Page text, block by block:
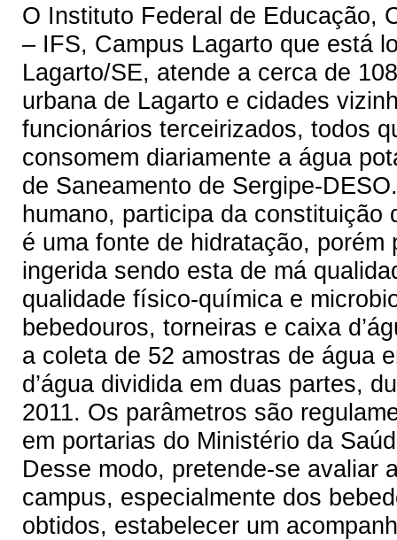
O Instituto Federal de Educação,
– IFS, Campus Lagarto que está
Lagarto/SE, atende a cerca de
urbana de Lagarto e cidades
funcionários terceirizados, todos
consomem diariamente a água
de Saneamento de Sergipe-
humano, participa da constituição
é uma fonte de hidratação,
ingerida sendo esta de má
qualidade físico-química e
bebedouros, torneiras e caixa
a coleta de 52 amostras de água
d’água dividida em duas partes,
2011. Os parâmetros são
em portarias do Ministério da
Desse modo, pretende-se avaliar
campus, especialmente dos
obtidos, estabelecer um